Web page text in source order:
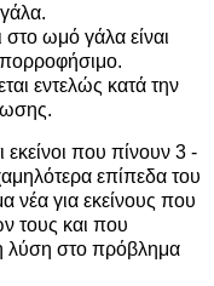
ωμό γάλα είναι
εντελώς κατά την
εκείνοι που πίνουν 3 -
επίπεδα του
νέα για εκείνους που
τους και που
λύση στο πρόβλημα